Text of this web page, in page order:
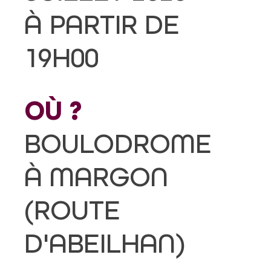
À PARTIR DE
19H00
OÙ ?
BOULODROME
À MARGON
(ROUTE
D'ABEILHAN)